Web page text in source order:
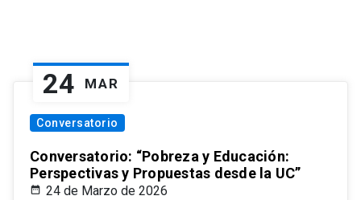
24 MAR
Conversatorio
Conversatorio: “Pobreza y Educación:
Perspectivas y Propuestas desde la UC”
24 de Marzo de 2026